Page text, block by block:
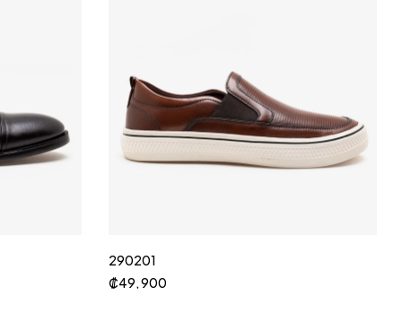
290201
₡49, 900